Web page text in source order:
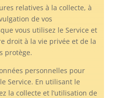
relatives à la collecte, à
de vos
vous utilisez le Service et
droit à la vie privée et de la
protège.
personnelles pour
Service. En utilisant le
la collecte et l’utilisation de